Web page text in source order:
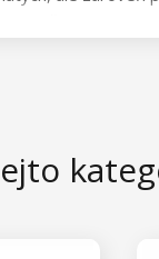
farbičiek so